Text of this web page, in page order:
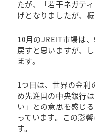
たが、「若干ネガテ
げとなりましたが、
10月のJREIT市場は
戻すと思いますが、
ます。
1つ目は、世界の金利
め先進国の中央銀行
い」との意思を感じ
っています。この影
す。